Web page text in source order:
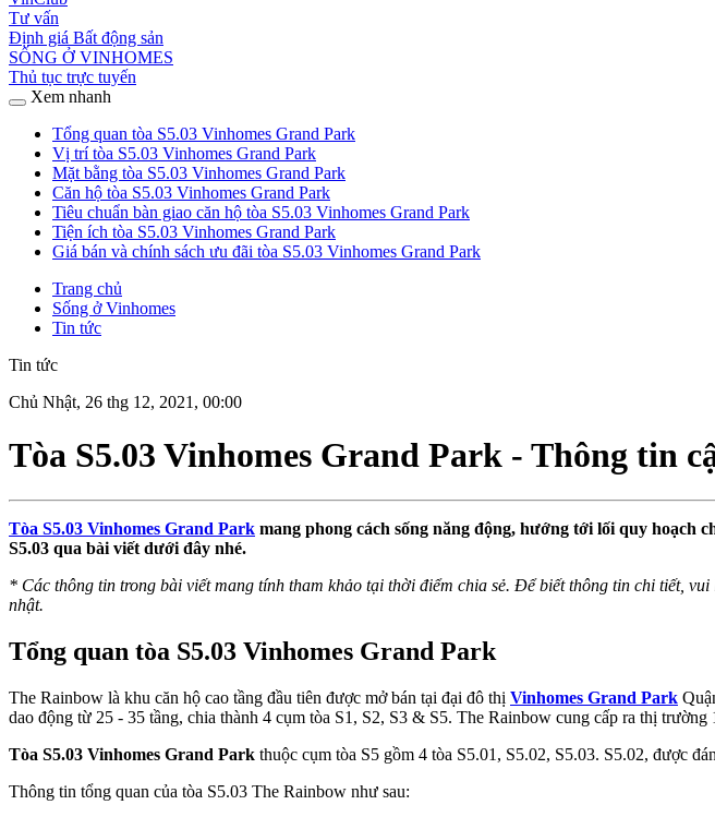
Tư vấn
Định giá Bất động sản
SỐNG Ở VINHOMES
Thủ tục trực tuyến
Xem nhanh
Tổng quan tòa S5.03 Vinhomes Grand Park
Vị trí tòa S5.03 Vinhomes Grand Park
Mặt bằng tòa S5.03 Vinhomes Grand Park
Căn hộ tòa S5.03 Vinhomes Grand Park
Tiêu chuẩn bàn giao căn hộ tòa S5.03 Vinhomes Grand Park
Tiện ích tòa S5.03 Vinhomes Grand Park
Giá bán và chính sách ưu đãi tòa S5.03 Vinhomes Grand Park
Trang chủ
Sống ở Vinhomes
Tin tức
Tin tức
Chủ Nhật, 26 thg 12, 2021, 00:00
Tòa S5.03 Vinhomes Grand Park - Thông tin
Tòa S5.03 Vinhomes Grand Park mang phong cách sống năng động, hướng tới lối quy hoạch
S5.03 qua bài viết dưới đây nhé.
* Các thông tin trong bài viết mang tính tham khảo tại thời điểm chia sẻ. Để biết thông tin chi tiết,
nhật.
Tổng quan tòa S5.03 Vinhomes Grand Park
The Rainbow là khu căn hộ cao tầng đầu tiên được mở bán tại đại đô thị Vinhomes Grand Park
dao động từ 25 - 35 tầng, chia thành 4 cụm tòa S1, S2, S3 & S5. The Rainbow cung cấp ra thị trường
Tòa S5.03 Vinhomes Grand Park thuộc cụm tòa S5 gồm 4 tòa S5.01, S5.02, S5.03. S5.02, được
Thông tin tổng quan của tòa S5.03 The Rainbow như sau: